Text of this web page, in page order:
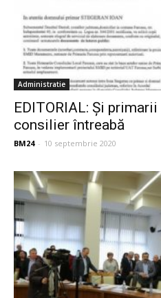
Administratie
EDITORIAL: Și
consilier întreabă
BM24 - 10 septembrie 2020